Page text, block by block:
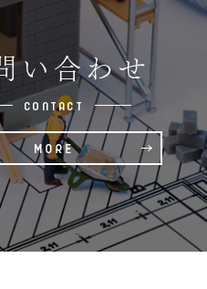
い合わせ
CONTACT